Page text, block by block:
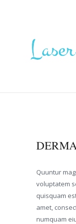
Quuntur
voluptatem
quisquam
amet,
numquam